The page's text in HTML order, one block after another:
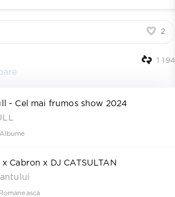
2
1 194
- Cel mai frumos show 2024
Albume
x Cabron x DJ CATSULTAN
Romaneasca